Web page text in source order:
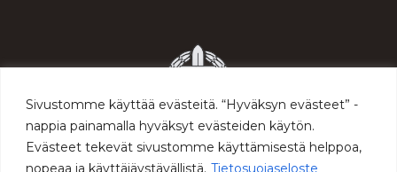
Sivustomme käyttää evästeitä. “Hyväksyn evästeet” -
nappia painamalla hyväksyt evästeiden käytön.
Evästeet tekevät sivustomme käyttämisestä helppoa,
nopeaa ja käyttäjäystävällistä. Tietosuojaseloste